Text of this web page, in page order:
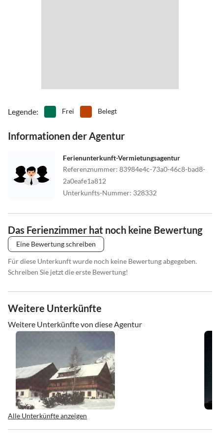
Legende: Frei Belegt
Informationen der Agentur
Ferienunterkunft-Vermietungsagentur
Referenznummer: 83984e4c-73a0-46c8-bad8-
2a0eafe1a812
Unterkunfts-Nummer: 328332
Das Ferienzimmer hat noch keine Bewertung
Eine Bewertung schreiben
Für diese Unterkunft wurde noch keine Bewertung abgegeben.
Schreiben Sie jetzt die erste Bewertung!
Weitere Unterkünfte
Weitere Unterkünfte von diese Agentur
Alle Unterkünfte anzeigen